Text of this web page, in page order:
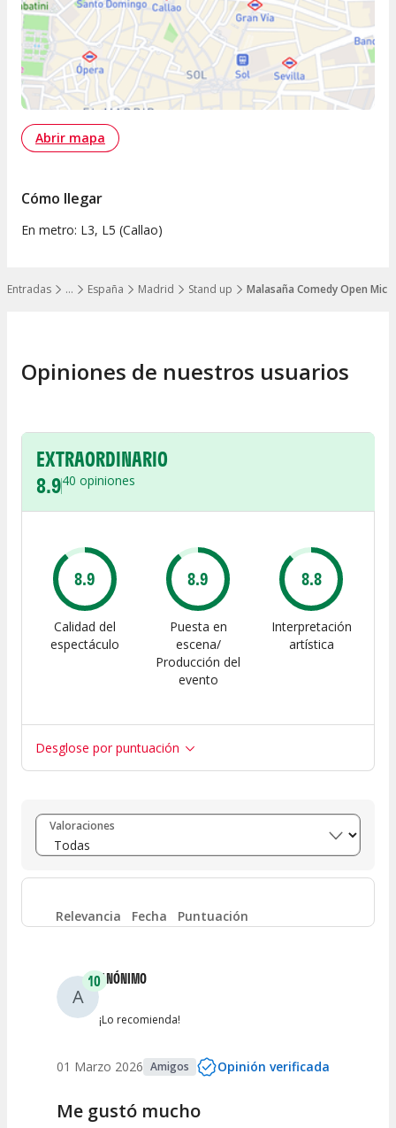
…
Mostrar todos los niveles
Entradas España Madrid Stand up Malasaña Comedy Open Mic
Abrir mapa
Cómo llegar
En metro: L3, L5 (Callao)
Opiniones de nuestros usuarios
EXTRAORDINARIO
8.940 opiniones
8.9
Calidad del
espectáculo
8.9
Puesta en
escena/
Producción del
evento
8.8
Interpretación
artística
Desglose por puntuación
Entre 8 y 10 (32)
Entre 6 y 8 (4)
Entre 4 y 6 0
Entre 0 y 2
Valoraciones
Relevancia Fecha Puntuación
A
10ANÓNIMO
¡Lo recomienda!
01 Marzo 2026 Amigos Opinión verificada
Me gustó mucho